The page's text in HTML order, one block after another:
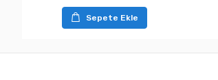
Sepete Ekle